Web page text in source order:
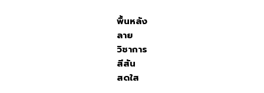
พื้นหลัง
ลาย
วิชาการ
สีสัน
สดใส